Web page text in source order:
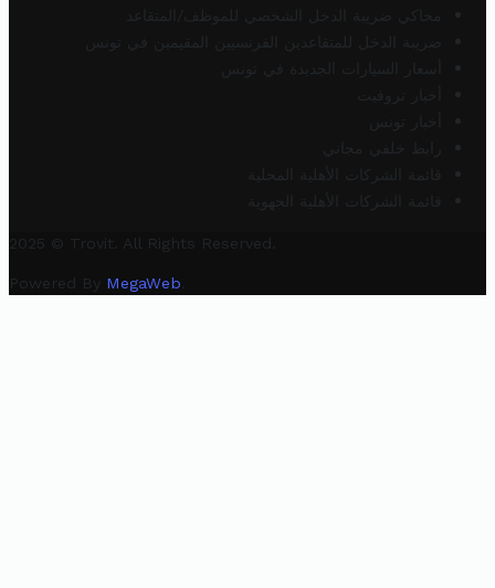
محاكي ضريبة الدخل الشخصي للموظف/المتقاعد
ضريبة الدخل للمتقاعدين الفرنسيين المقيمين في تونس
أسعار السيارات الجديدة في تونس
أخبار تروفيت
أخبار تونس
رابط خلفي مجاني
قائمة الشركات الأهلية المحلية
قائمة الشركات الأهلية الجهوية
2025 © Trovit. All Rights Reserved.
Powered By MegaWeb